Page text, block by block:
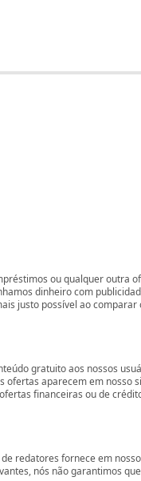
ou qualquer outra
dinheiro com
justo possível ao
gratuito aos nossos
aparecem em
financeiras ou de
redatores fornece em
nós não garantimos